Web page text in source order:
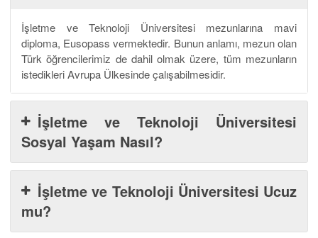
İşletme ve Teknoloji Üniversitesi mezunlarına mavi
diploma, Eusopass vermektedir. Bunun anlamı, mezun olan
Türk öğrencilerimiz de dahil olmak üzere, tüm mezunların
istedikleri Avrupa Ülkesinde çalışabilmesidir.
İşletme ve Teknoloji Üniversitesi
Sosyal Yaşam Nasıl?
İşletme ve Teknoloji Üniversitesi Ucuz
mu?